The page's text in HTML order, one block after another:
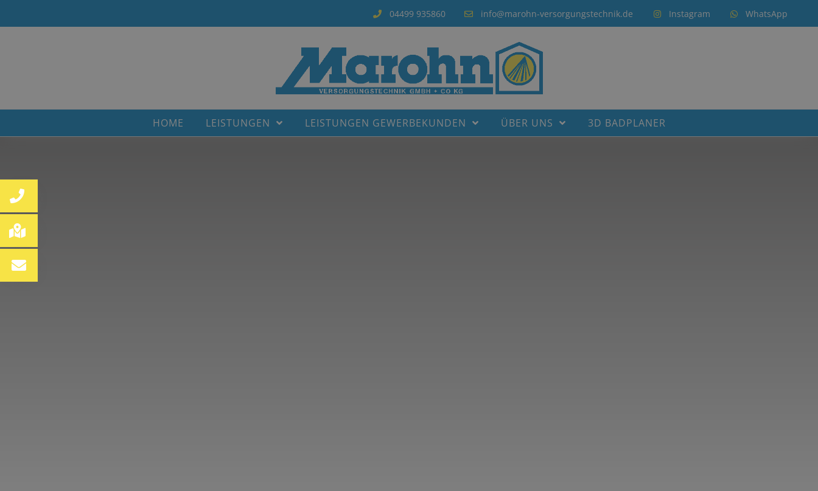
04499 935860 info@marohn-versorgungstechnik.de Instagram WhatsApp
HOME LEISTUNGEN LEISTUNGEN GEWERBEKUNDEN ÜBER UNS 3D BADPLANER